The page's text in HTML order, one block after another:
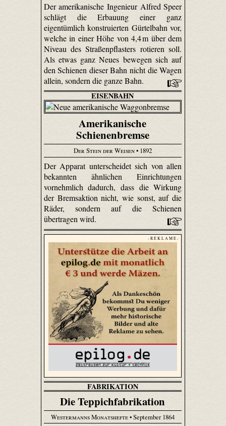
Der amerikanische Ingenieur Alfred Speer
schlägt die Erbauung einer ganz
eigentümlich konstruierten Gürtelbahn vor,
welche in einer Höhe von 4,4 m über dem
Niveau des Straßenpflasters rotieren soll.
Als etwas ganz Neues bewegen sich auf
den Schienen dieser Bahn nicht die Wagen
allein, sondern die ganze Bahn.
EISENBAHN
Amerikanische
Schienenbremse
Der Stein der Weisen• 1892
Der Apparat unterscheidet sich von allen
bekannten ähnlichen Einrichtungen
vornehmlich dadurch, dass die Wirkung
der Bremsaktion nicht, wie sonst, auf die
Räder, sondern auf die Schienen
übertragen wird.
- R E K L A M E -
FABRIKATION
Die Teppichfabrikation
Westermanns Monatshefte• September 1864